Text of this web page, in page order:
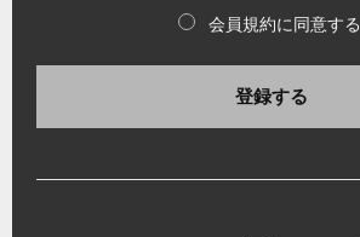
会員規約に同意する
登録する